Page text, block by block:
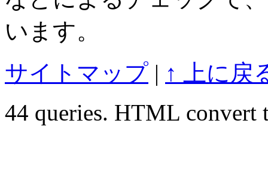
います。
サイトマップ | ↑ 上に戻
44 queries. HTML convert